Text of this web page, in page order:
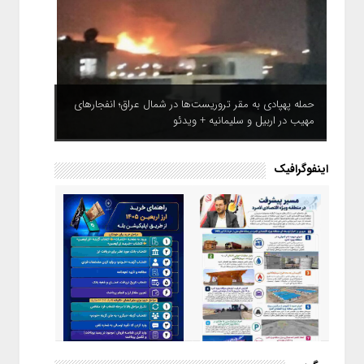
حمله پهپادی به مقر تروریست‌ها در شمال عراق؛ انفجارهای
مهیب در اربیل و سلیمانیه + ویدئو
اینفوگرافیک
اینفوگرافیک / راهنمای خرید ارز